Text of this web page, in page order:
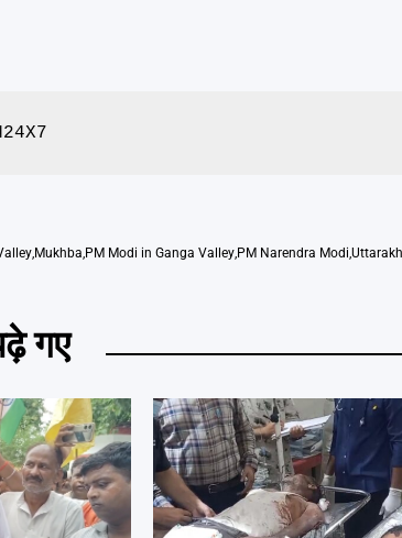
Mukhba PM Modi in Ganga Valley PM Narendra Modi
गए